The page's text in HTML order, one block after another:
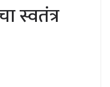
स्वतंत्र